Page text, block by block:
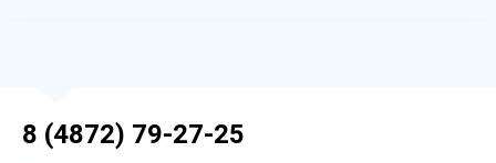
8 (4872) 79-27-25